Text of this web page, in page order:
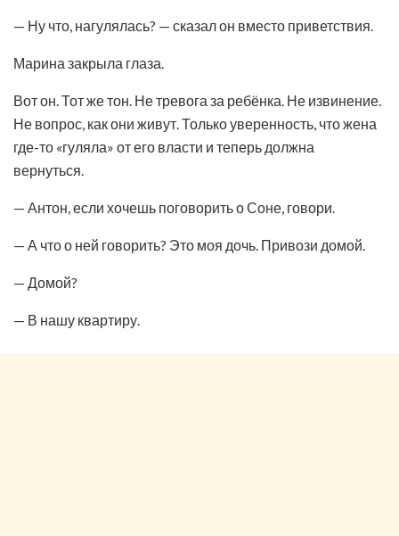
— Ну что, нагулялась? — сказал он вместо приветствия.
Марина закрыла глаза.
Вот он. Тот же тон. Не тревога за ребёнка. Не извинение.
Не вопрос, как они живут. Только уверенность, что жена
где-то «гуляла» от его власти и теперь должна
вернуться.
— Антон, если хочешь поговорить о Соне, говори.
— А что о ней говорить? Это моя дочь. Привози домой.
— Домой?
— В нашу квартиру.